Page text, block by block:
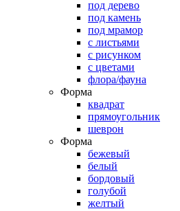
под дерево
под камень
под мрамор
с листьями
с рисунком
с цветами
флора/фауна
Форма
квадрат
прямоугольник
шеврон
Форма
бежевый
белый
бордовый
голубой
желтый